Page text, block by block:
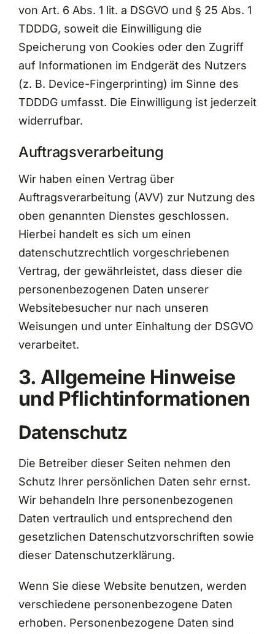
von Art. 6 Abs. 1 lit. a DSGVO und § 25 Abs. 1
TDDDG, soweit die Einwilligung die
Speicherung von Cookies oder den Zugriff
auf Informationen im Endgerät des Nutzers
(z. B. Device-Fingerprinting) im Sinne des
TDDDG umfasst. Die Einwilligung ist jederzeit
widerrufbar.
Auftragsverarbeitung
Wir haben einen Vertrag über
Auftragsverarbeitung (AVV) zur Nutzung des
oben genannten Dienstes geschlossen.
Hierbei handelt es sich um einen
datenschutzrechtlich vorgeschriebenen
Vertrag, der gewährleistet, dass dieser die
personenbezogenen Daten unserer
Websitebesucher nur nach unseren
Weisungen und unter Einhaltung der DSGVO
verarbeitet.
3. Allgemeine Hinweise
und Pflicht­informationen
Datenschutz
Die Betreiber dieser Seiten nehmen den
Schutz Ihrer persönlichen Daten sehr ernst.
Wir behandeln Ihre personenbezogenen
Daten vertraulich und entsprechend den
gesetzlichen Datenschutzvorschriften sowie
dieser Datenschutzerklärung.
Wenn Sie diese Website benutzen, werden
verschiedene personenbezogene Daten
erhoben. Personenbezogene Daten sind